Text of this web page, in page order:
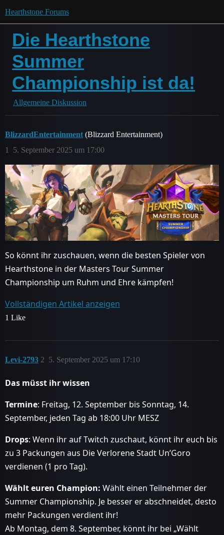
Hearthstone Forums
Die Hearthstone
Summer
Championship ist da!
Allgemeine Diskussion
BlizzardEntertainment (Blizzard Entertainment)
5. September 2025 um 17:00
1
So könnt ihr zuschauen, wenn die besten Spieler von
Hearthstone in der Masters Tour Summer
Championship um Ruhm und Ehre kämpfen!
Vollständigen Artikel anzeigen
1 Like
Levi-2793 5. September 2025 um 17:10
2
Das müsst ihr wissen
Termine: Freitag, 12. September bis Sonntag, 14.
September, jeden Tag ab 18:00 Uhr MESZ
Drops: Wenn ihr auf Twitch zuschaut, könnt ihr euch bis
zu 3 Packungen aus Die Verlorene Stadt Un’Goro
verdienen (1 pro Tag).
Wählt euren Champion: Wählt einen Teilnehmer der
Summer Championship. Je besser er abschneidet, desto
mehr Packungen verdient ihr!
Ab Montag, dem 8. September, könnt ihr bei „Wählt